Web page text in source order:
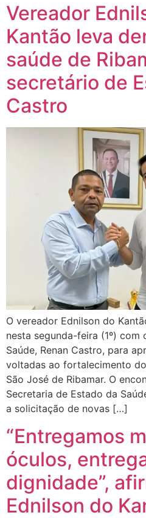
Vereador
Kantão leva
saúde de
secretário de
Castro
O vereador Ednilson do
nesta segunda-feira (1º)
Saúde, Renan Castro, para
voltadas ao fortalecimento
São José de Ribamar. O
Secretaria de Estado da
a solicitação de novas […]
“Entregamos
óculos,
dignidade”,
Ednilson do